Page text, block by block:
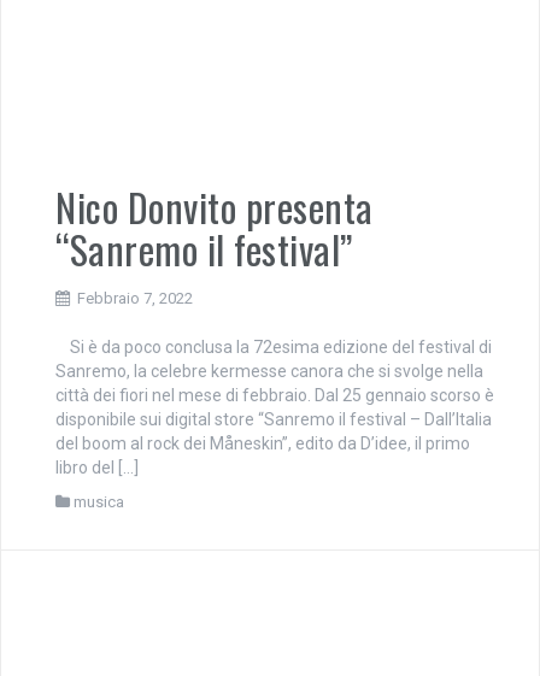
Nico Donvito presenta
“Sanremo il festival”
Febbraio 7, 2022
Si è da poco conclusa la 72esima edizione del festival di
Sanremo, la celebre kermesse canora che si svolge nella
città dei fiori nel mese di febbraio. Dal 25 gennaio scorso è
disponibile sui digital store “Sanremo il festival – Dall’Italia
del boom al rock dei Måneskin”, edito da D’idee, il primo
libro del […]
musica